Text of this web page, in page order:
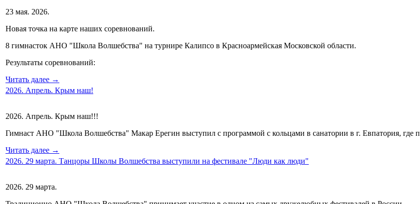
23 мая. 2026.
Новая точка на карте наших соревнований.
8 гимнасток АНО "Школа Волшебства" на турнире Калипсо в Красноармейская Московской области.
Результаты соревнований:
Читать далее →
2026. Апрель. Крым наш!
2026. Апрель. Крым наш!!!
Гимнаст АНО "Школа Волшебства" Макар Ерегин выступил с программой с кольцами в санатории в г. Евпатория, где
Читать далее →
2026. 29 марта. Танцоры Школы Волшебства выступили на фестивале "Люди как люди"
2026. 29 марта.